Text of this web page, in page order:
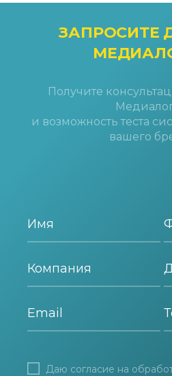
ЗАПРОСИТЕ
Получите
и возможность теста
вашего
Даю согласие на